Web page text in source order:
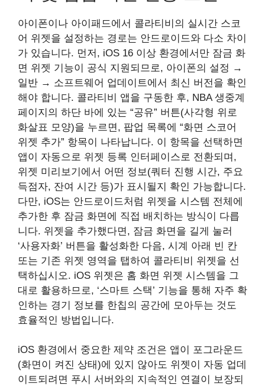
아이폰이나 아이패드에서 콜라티비의 실시간 스코
어 위젯을 설정하는 경로는 안드로이드와 다소 차이
가 있습니다. 먼저, iOS 16 이상 환경에서만 잠금 화
면 위젯 기능이 공식 지원되므로, 아이폰의 설정 →
일반 → 소프트웨어 업데이트에서 최신 버전을 확인
해야 합니다. 콜라티비 앱을 구동한 후, NBA 생중계
페이지의 하단 바에 있는 “공유” 버튼(사각형 위로
화살표 모양)을 누르면, 팝업 목록에 “화면 스코어
위젯 추가” 항목이 나타납니다. 이 항목을 선택하면
앱이 자동으로 위젯 등록 인터페이스로 전환되며,
위젯 미리보기에서 어떤 정보(쿼터 진행 시간, 주요
득점자, 잔여 시간 등)가 표시될지 확인 가능합니다.
다만, iOS는 안드로이드처럼 위젯을 시스템 전체에
추가한 후 잠금 화면에 직접 배치하는 방식이 다릅
니다. 위젯을 추가했다면, 잠금 화면을 길게 눌러
‘사용자화’ 버튼을 활성화한 다음, 시계 아래 빈 칸
또는 기존 위젯 영역을 탭하여 콜라티비 위젯을 선
택하십시오. iOS 위젯은 홈 화면 위젯 시스템을 그
대로 활용하므로, ‘스마트 스택’ 기능을 통해 자주 확
인하는 경기 정보를 한칩의 공간에 모아두는 것도
효율적인 방법입니다.
iOS 환경에서 중요한 제약 조건은 앱이 포그라운드
(화면이 켜진 상태)에 있지 않아도 위젯이 자동 업데
이트되려면 푸시 서버와의 지속적인 연결이 보장되